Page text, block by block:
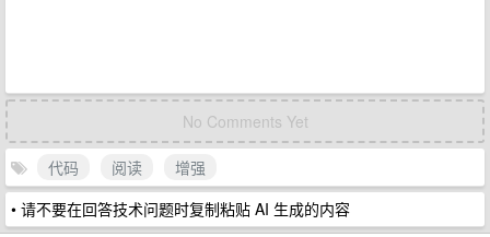
No Comments Yet
代码 阅读
增强
• 请不要在回答技术问题时复制粘贴 AI 生成的内容